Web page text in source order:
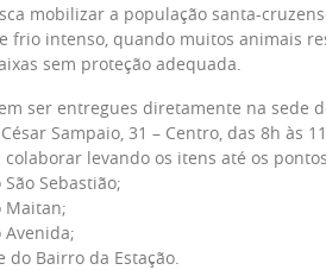
mobilizar a população santa-
frio intenso, quando muitos animais
sem proteção adequada.
ser entregues diretamente na sede
Sampaio, 31 – Centro, das 8h às
levando os itens até os
Sebastião;
Maitan;
do Bairro da Estação.